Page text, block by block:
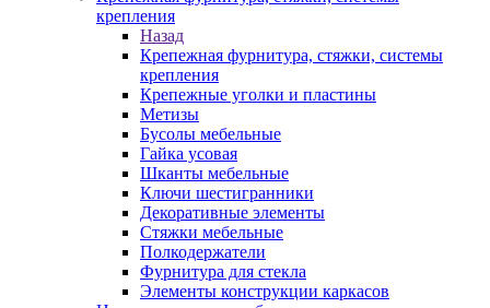
крепления
Назад
Крепежная фурнитура, стяжки, системы
крепления
Крепежные уголки и пластины
Метизы
Бусолы мебельные
Гайка усовая
Шканты мебельные
Ключи шестигранники
Декоративные элементы
Стяжки мебельные
Полкодержатели
Фурнитура для стекла
Элементы конструкции каркасов